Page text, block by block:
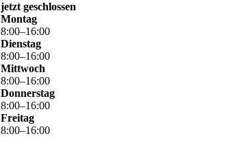
jetzt geschlossen
Montag
8:00–16:00
Dienstag
8:00–16:00
Mittwoch
8:00–16:00
Donnerstag
8:00–16:00
Freitag
8:00–16:00